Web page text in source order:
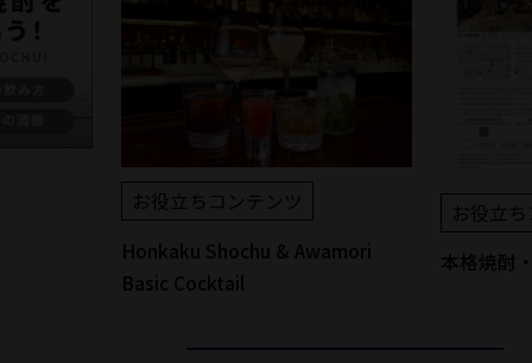
お役立ちコンテンツ
Honkaku Shochu & Awamori
Basic Cocktail
お役立
本格焼酎